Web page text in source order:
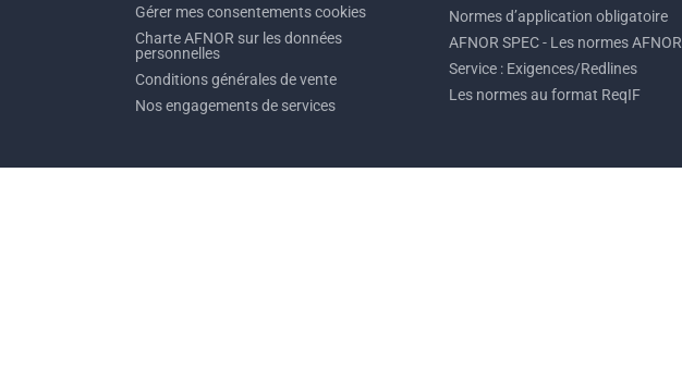
Gérer mes consentements cookies
Charte AFNOR sur les données
personnelles
Conditions générales de vente
Nos engagements de services
Normes d’application obligatoire
AFNOR SPEC - Les normes AFNOR
Service : Exigences/Redlines
Les normes au format ReqIF